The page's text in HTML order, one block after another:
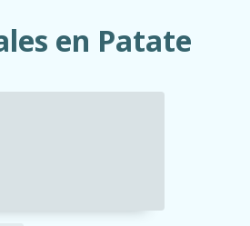
en Patate